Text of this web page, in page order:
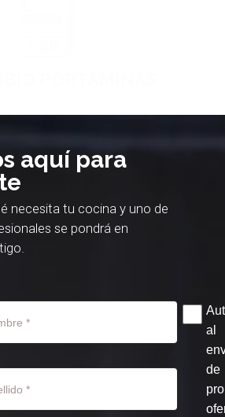
aquí para
necesita tu cocina y uno de
se pondrá en
al
de